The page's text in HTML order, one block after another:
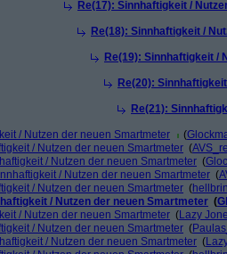
Re(17): Sinnhaftigkeit /
Re(18): Sinnhaftigkeit /
Re(19): Sinnhaftigkeit /
Re(20):
Re(21):
/ Nutzen der neuen Smartmeter
(
/ Nutzen der neuen Smartmeter (
/ Nutzen der neuen Smartmeter (
/ Nutzen der neuen Smartmeter (
/ Nutzen der neuen Smartmeter (
/ Nutzen der neuen Smartmeter (
/ Nutzen der neuen Smartmeter (Lazy
/ Nutzen der neuen Smartmeter (
/ Nutzen der neuen Smartmeter (